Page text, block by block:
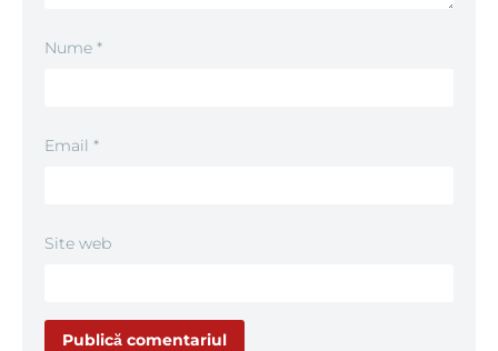
Nume *
Email *
Site web